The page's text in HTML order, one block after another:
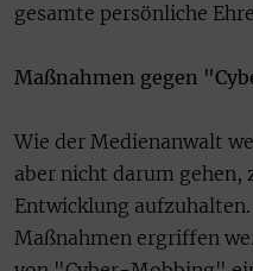
gesamte persönliche
Maßnahmen gegen
Wie der Medienanwalt
aber nicht darum gehen,
Entwicklung
Maßnahmen ergriffen